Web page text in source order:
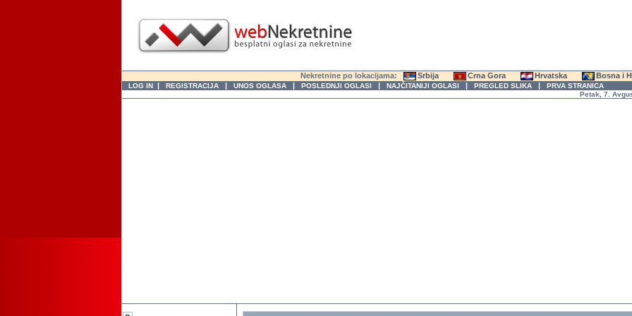
Nekretnine po lokacijama: Srbija Crna Gora Hrvatska Bosna i
LOG IN | REGISTRACIJA | UNOS OGLASA | POSLEDNJI OGLASI | NAJČITANIJI OGLASI | PREGLED SLIKA | PRVA STRANICA
Petak, 7. Avgust